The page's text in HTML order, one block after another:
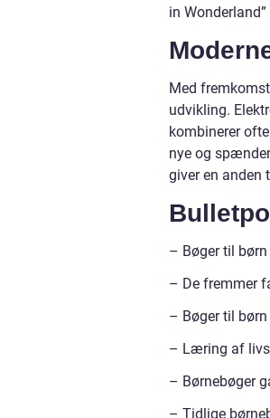
in
Med
udvikling.
kombinerer
nye og
giver en anden
– Bøger til
– De fremmer
– Bøger til
– Læring af
– Børnebøger
– Tidlige